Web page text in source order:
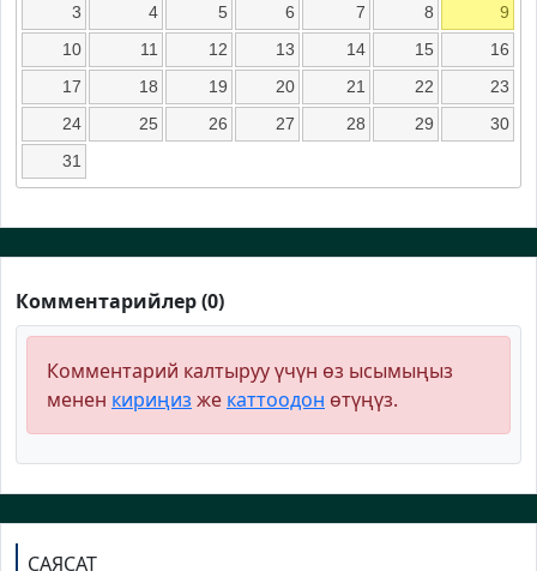
3
4 5 6 7 8
9
10
11 12 13 14 15
16
17
18 19 20 21 22
23
24
25 26 27 28 29
30
31
Комментарийлер (0)
Комментарий калтыруу үчүн өз ысымыңыз
менен кириңиз же каттоодон өтүңүз.
САЯСАТ